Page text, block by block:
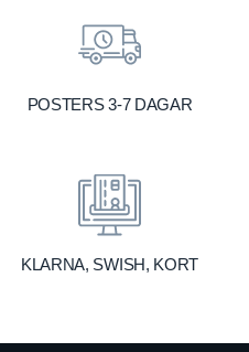
POSTERS 3-7 DAGAR
KLARNA, SWISH, KORT